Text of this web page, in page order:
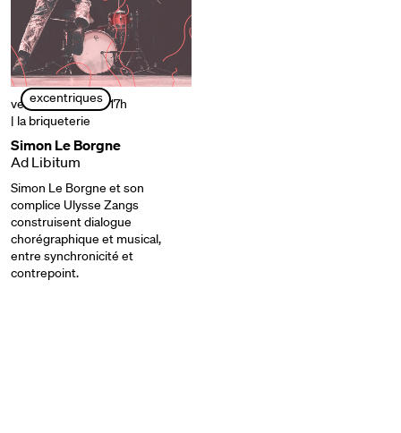
excentriques
vendredi 27 sept. 17h
| la briqueterie
Simon Le Borgne
Ad Libitum
Simon Le Borgne et son
complice Ulysse Zangs
construisent dialogue
chorégraphique et musical,
entre synchronicité et
contrepoint.